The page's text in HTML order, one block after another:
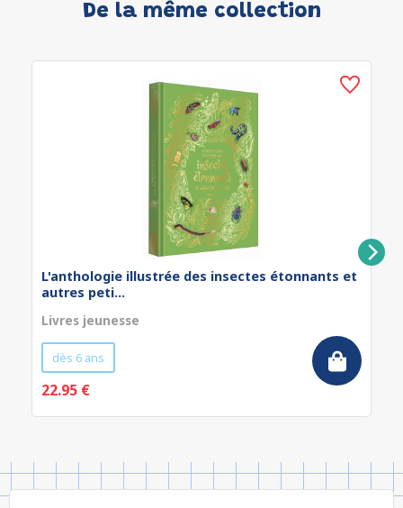
De la même collection
L'anthologie illustrée des insectes étonnants et
autres peti...
Livres jeunesse
dès 6 ans
22.95 €